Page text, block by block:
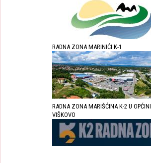
RADNA ZONA MARINIĆI K-1
RADNA ZONA MARIŠĆINA K-2 U OPĆINI
VIŠKOVO